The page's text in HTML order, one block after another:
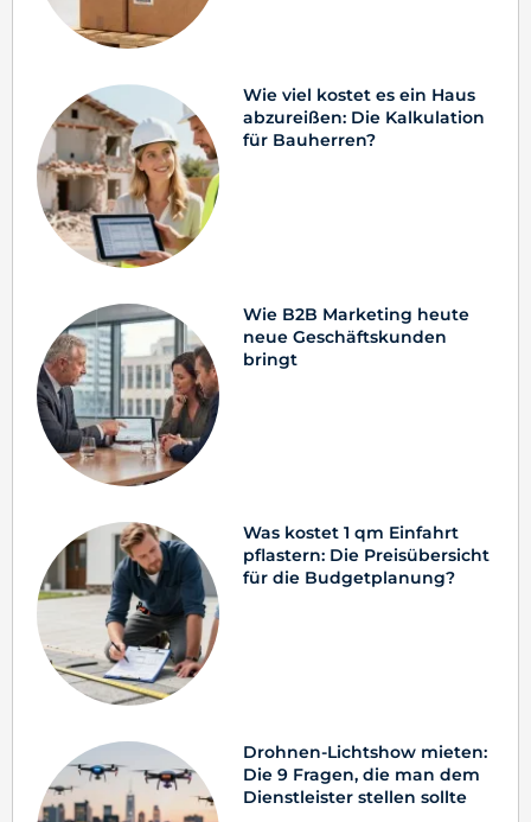
Wie viel kostet es ein Haus
abzureißen: Die Kalkulation
für Bauherren?
Wie B2B Marketing heute
neue Geschäftskunden
bringt
Was kostet 1 qm Einfahrt
pflastern: Die Preisübersicht
für die Budgetplanung?
Drohnen-Lichtshow mieten:
Die 9 Fragen, die man dem
Dienstleister stellen sollte